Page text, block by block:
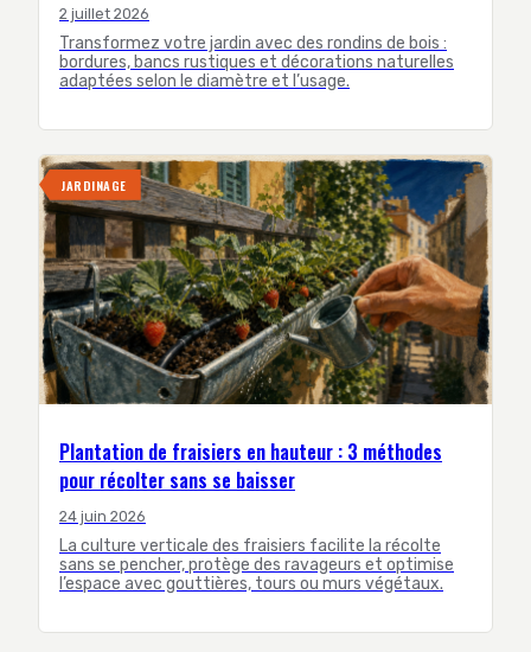
2 juillet 2026
Transformez votre jardin avec des rondins de bois :
bordures, bancs rustiques et décorations naturelles
adaptées selon le diamètre et l’usage.
JARDINAGE
Plantation de fraisiers en hauteur : 3 méthodes
pour récolter sans se baisser
24 juin 2026
La culture verticale des fraisiers facilite la récolte
sans se pencher, protège des ravageurs et optimise
l’espace avec gouttières, tours ou murs végétaux.